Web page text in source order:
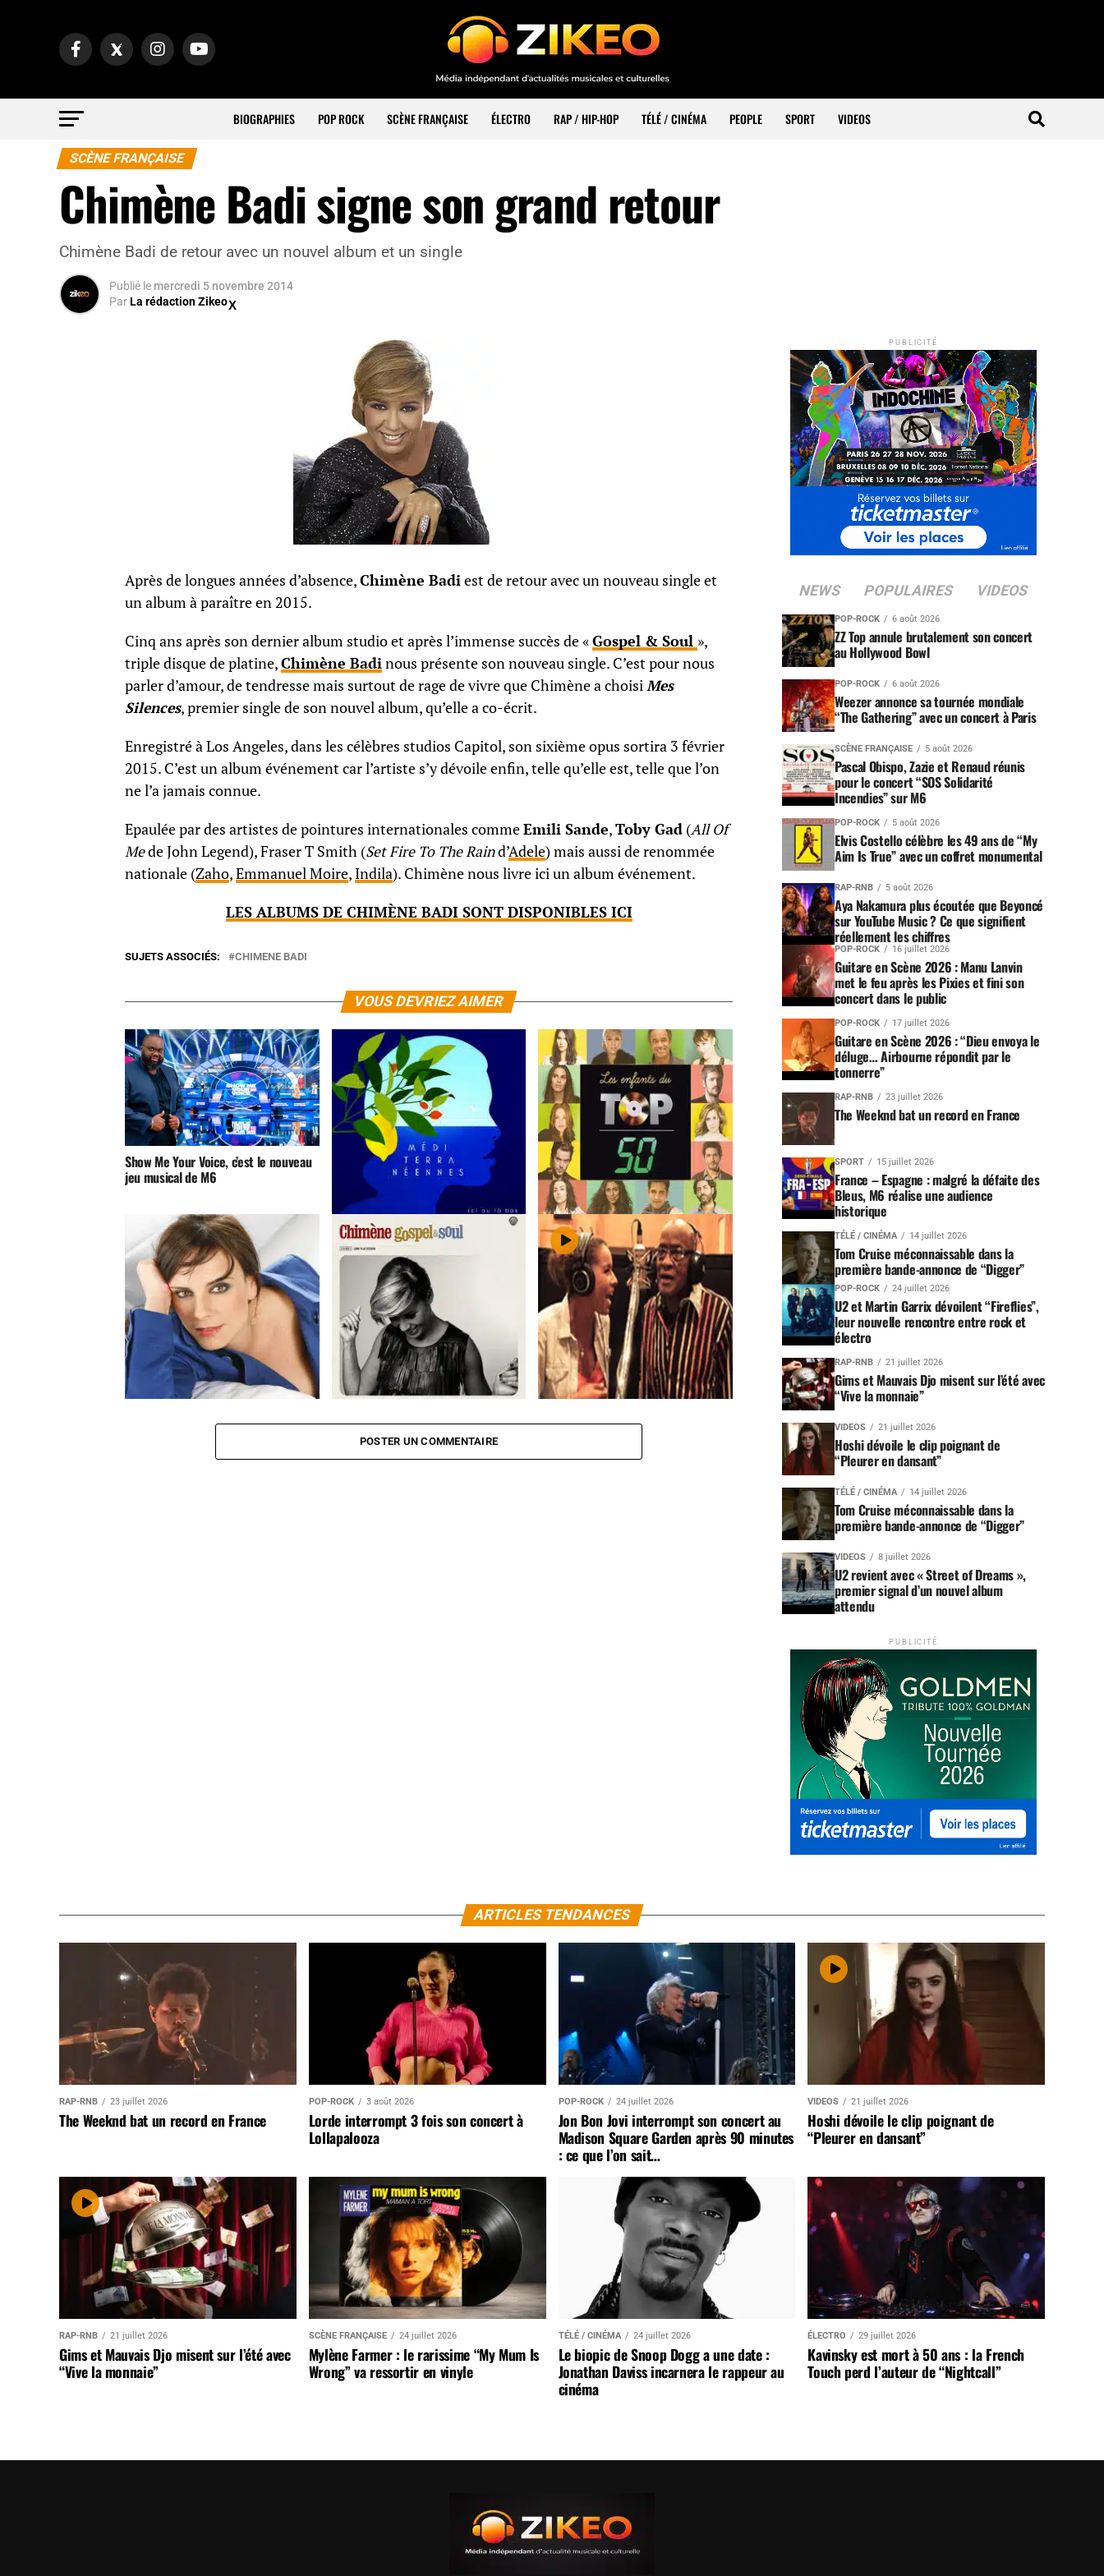
BIOGRAPHIES POP ROCK SCÈNE FRANÇAISE ÉLECTRO RAP / HIP-HOP TÉLÉ / CINÉMA PEOPLE SPORT VIDEOS
SCÈNE FRANÇAISE
Chimène Badi signe son grand retour
Chimène Badi de retour avec un nouvel album et un single
Publié le mercredi 5 novembre 2014
ParLa rédaction Zikeo
Après de longues années d’absence,Chimène Badiest de retour avec un nouveau single et
un album à paraître en 2015.
Cinq ans après son dernier album studio et après l’immense succès de «Gospel & Soul »,
triple disque de platine,Chimène Badinous présente son nouveau single. C’est pour nous
parler d’amour, de tendresse mais surtout de rage de vivre que Chimène a choisiMes
Silences, premier single de son nouvel album, qu’elle a co-écrit.
Enregistré à Los Angeles, dans les célèbres studios Capitol, son sixième opus sortira 3 février
2015. C’est un album événement car l’artiste s’y dévoile enfin, telle qu’elle est, telle que l’on
ne l’a jamais connue.
Epaulée par des artistes de pointures internationales commeEmili Sande,Toby Gad (All Of
Mede John Legend), Fraser T Smith (Set Fire To The Raind’Adele) mais aussi de renommée
nationale (Zaho,Emmanuel Moire, Indila). Chimène nous livre ici un album événement.
LES ALBUMS DE CHIMÈNE BADI SONT DISPONIBLES ICI
SUJETS ASSOCIÉS: CHIMENE BADI
VOUS DEVRIEZ AIMER
Show Me Your Voice, c’est le nouveau
jeu musical de M6
Julie Zenatti :Méditerranéennes – Ici
ou là-bas
Les Enfants du Top 50
POSTER UN COMMENTAIRE
PUBLICITÉ
NEWS POPULAIRES VIDEOS
POP-ROCK 6 août 2026
ZZ Top annule brutalement son concert
au Hollywood Bowl
POP-ROCK 6 août 2026
Weezer annonce sa tournée mondiale
“The Gathering” avec un concert à Paris
SCÈNE FRANÇAISE 5 août 2026
Pascal Obispo, Zazie et Renaud réunis
pour le concert “SOS Solidarité
Incendies” sur M6
POP-ROCK 5 août 2026
Elvis Costello célèbre les 49 ans de “My
Aim Is True” avec un coffret monumental
RAP-RNB 5 août 2026
Aya Nakamura plus écoutée que Beyoncé
sur YouTube Music ? Ce que signifient
réellement les chiffres
POP-ROCK 16 juillet 2026
Guitare en Scène 2026 : Manu Lanvin
met le feu après les Pixies et fini son
concert dans le public
POP-ROCK 17 juillet 2026
Guitare en Scène 2026 : “Dieu envoya le
déluge… Airbourne répondit par le
tonnerre”
RAP-RNB 23 juillet 2026
The Weeknd bat un record en France
SPORT 15 juillet 2026
France – Espagne : malgré la défaite des
Bleus, M6 réalise une audience
historique
TÉLÉ / CINÉMA 14 juillet 2026
Tom Cruise méconnaissable dans la
première bande-annonce de “Digger”
POP-ROCK 24 juillet 2026
U2 et Martin Garrix dévoilent “Fireflies”,
leur nouvelle rencontre entre rock et
électro
RAP-RNB 21 juillet 2026
Gims et Mauvais Djo misent sur l’été avec
“Vive la monnaie”
VIDEOS 21 juillet 2026
Hoshi dévoile le clip poignant de
“Pleurer en dansant”
TÉLÉ / CINÉMA 14 juillet 2026
Tom Cruise méconnaissable dans la
première bande-annonce de “Digger”
VIDEOS 8 juillet 2026
U2 revient avec « Street of Dreams »,
premier signal d’un nouvel album
attendu
PUBLICITÉ
ARTICLES TENDANCES
RAP-RNB 23 juillet 2026
The Weeknd bat un record en France
POP-ROCK 3 août 2026
Lorde interrompt 3 fois son concert à
Lollapalooza
POP-ROCK 24 juillet 2026
Jon Bon Jovi interrompt son concert au
Madison Square Garden après 90 minutes
: ce que l’on sait…
VIDEOS 21 juillet 2026
Hoshi dévoile le clip poignant de
“Pleurer en dansant”
RAP-RNB 21 juillet 2026
Gims et Mauvais Djo misent sur l’été avec
“Vive la monnaie”
SCÈNE FRANÇAISE 24 juillet 2026
Mylène Farmer : le rarissime “My Mum Is
Wrong” va ressortir en vinyle
TÉLÉ / CINÉMA 24 juillet 2026
Le biopic de Snoop Dogg a une date :
Jonathan Daviss incarnera le rappeur au
cinéma
ÉLECTRO 29 juillet 2026
Kavinsky est mort à 50 ans : la French
Touch perd l’auteur de “Nightcall”